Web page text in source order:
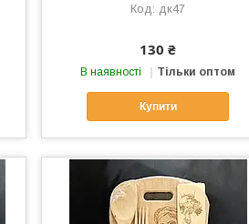
дк47
130 ₴
В наявності Тільки оптом
Купити